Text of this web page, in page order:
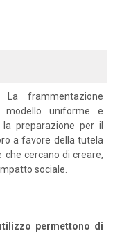
La frammentazione
uniforme e
preparazione per il
a favore della tutela
cercano di creare,
sociale.
permettono di